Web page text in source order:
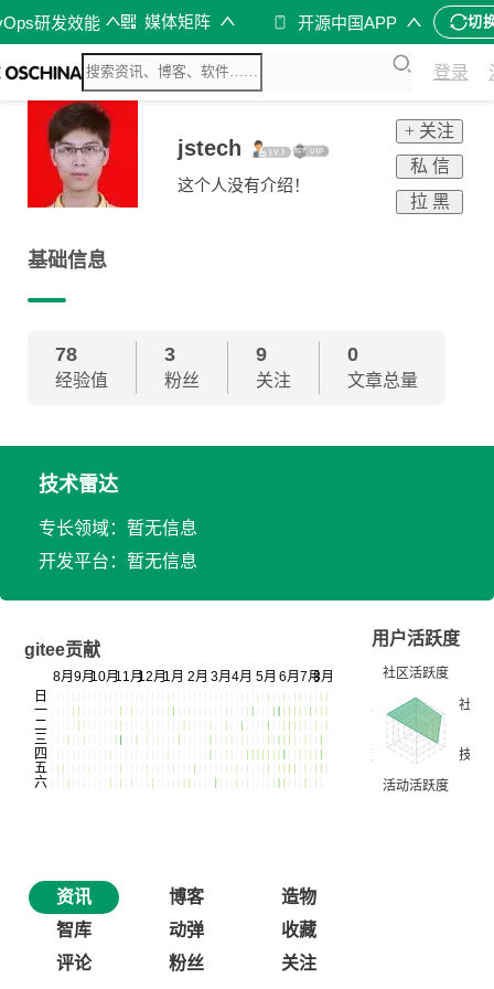
研发效能 媒体矩阵 开源中国APP 切
登录
jstech
这个人没有介绍！
+ 关注
私 信
拉 黑
基础信息
78
经验值
3
粉丝
9
关注
0
文章总量
技术雷达
专长领域：暂无信息
开发平台：暂无信息
gitee贡献
用户活跃度
资讯 博客
造物
智库
动弹
收藏
评论
粉丝 关注